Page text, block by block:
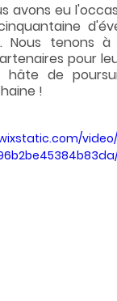
avons eu
Nous tenons à
pour
hâte de
!